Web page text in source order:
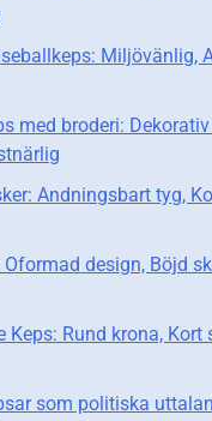
Miljövänlig,
med broderi:
Andningsbart tyg,
design, Böjd
Keps: Rund krona, Kort
som politiska